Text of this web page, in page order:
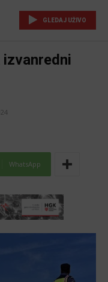
GLEDAJ UŽIVO
WhatsApp